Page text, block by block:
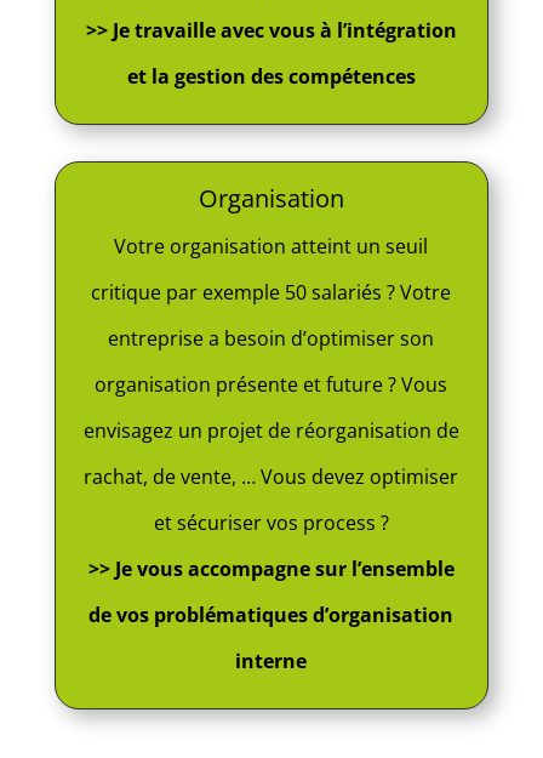
>> Je travaille avec vous à l’intégration
et la gestion des compétences
Organisation
Votre organisation atteint un seuil
critique par exemple 50 salariés ? Votre
entreprise a besoin d’optimiser son
organisation présente et future ? Vous
envisagez un projet de réorganisation de
rachat, de vente, … Vous devez optimiser
et sécuriser vos process ?
>> Je vous accompagne sur l’ensemble
de vos problématiques d’organisation
interne